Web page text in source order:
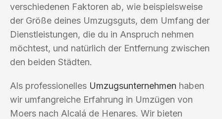
verschiedenen Faktoren ab, wie beispielsweise
der Größe deines Umzugsguts, dem Umfang der
Dienstleistungen, die du in Anspruch nehmen
möchtest, und natürlich der Entfernung zwischen
den beiden Städten.
Als professionelles Umzugsunternehmen haben
wir umfangreiche Erfahrung in Umzügen von
Moers nach Alcalá de Henares. Wir bieten